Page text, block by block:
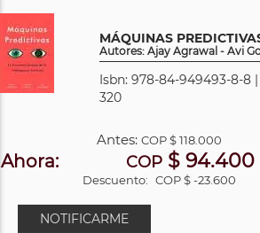
MÁQUINAS
Autores: Ajay Agrawal - Avi
Isbn: 978-84-949493-8-8
320
Antes: COP$ 118.000
Ahora: COP$ 94.400
Descuento: COP $ -23.600
NOTIFICARME